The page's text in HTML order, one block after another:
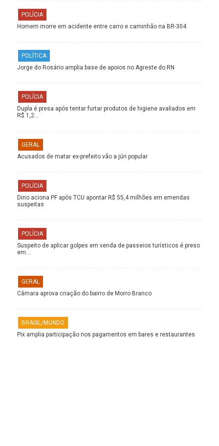
POLÍCIA
Homem morre em acidente entre carro e caminhão na BR-304
POLÍTICA
Jorge do Rosário amplia base de apoios no Agreste do RN
POLÍCIA
Dupla é presa após tentar furtar produtos de higiene avaliados em
R$ 1,2…
GERAL
Acusados de matar ex-prefeito vão a júri popular
POLÍCIA
Dino aciona PF após TCU apontar R$ 55,4 milhões em emendas
suspeitas
POLÍCIA
Suspeito de aplicar golpes em venda de passeios turísticos é preso
em…
GERAL
Câmara aprova criação do bairro de Morro Branco
BRASIL/MUNDO
Pix amplia participação nos pagamentos em bares e restaurantes